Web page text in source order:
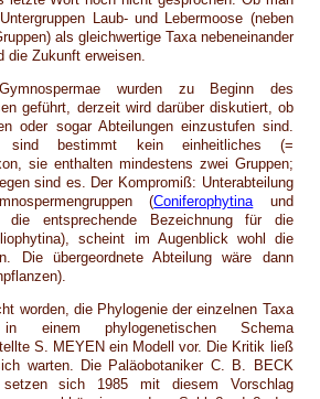
Laub- und Lebermoose (neben
als gleichwertige Taxa nebeneinander
die Zukunft erweisen.
wurden zu Beginn des
geführt, derzeit wird darüber diskutiert, ob
oder sogar Abteilungen einzustufen sind.
sind bestimmt kein einheitliches (=
sie enthalten mindestens zwei Gruppen;
sind es. Der Kompromiß: Unterabteilung
(Coniferophytinaund
entsprechende Bezeichnung für die
scheint im Augenblick wohl die
Die übergeordnete Abteilung wäre dann
worden, die Phylogenie der einzelnen Taxa
einem phylogenetischen Schema
S. MEYEN ein Modell vor. Die Kritik ließ
warten. Die Paläobotaniker C. B. BECK
sich 1985 mit diesem Vorschlag